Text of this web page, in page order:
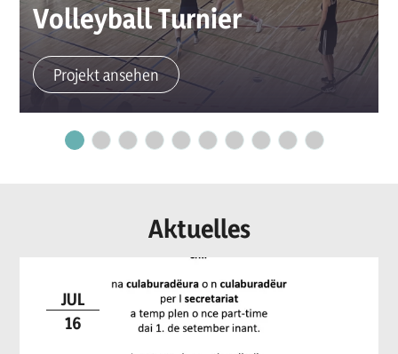
Volleyball Turnier
Projekt ansehen
Aktuelles
JUL
16